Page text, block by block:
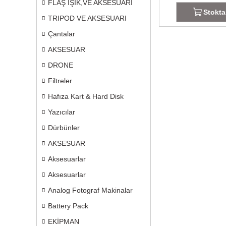
FLAŞ IŞIK,VE AKSESUARI
TRIPOD VE AKSESUARI
Çantalar
AKSESUAR
DRONE
Filtreler
Hafıza Kart & Hard Disk
Yazıcılar
Dürbünler
AKSESUAR
Aksesuarlar
Aksesuarlar
Analog Fotograf Makinalar
Battery Pack
EKİPMAN